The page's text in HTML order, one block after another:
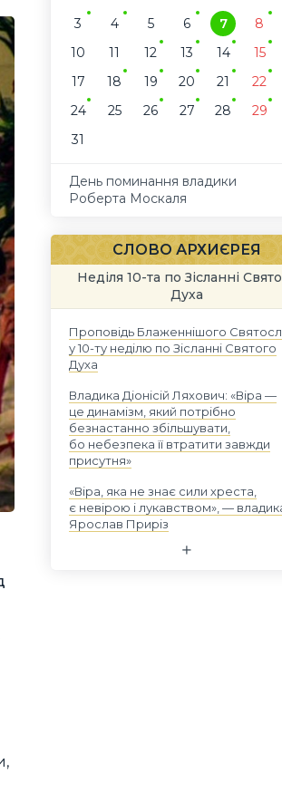
3
4 5 6 7 8
10
11 12 13 14 15
17
18 19 20 21 22
24
25 26 27 28 29
31
День поминання владики
Роберта Москаля
СЛОВО АРХИЄРЕЯ
Неділя 10-та по Зісланні
Духа
Проповідь Блаженнішого
у 10-ту неділю по Зісланні Святого
Духа
Владика Діонісій Ляхович: «Віра —
це динамізм, який потрібно
безнастанно збільшувати,
бо небезпека її втратити завжди
присутня»
«Віра, яка не знає сили хреста,
є невірою і лукавством», —
Ярослав Приріз